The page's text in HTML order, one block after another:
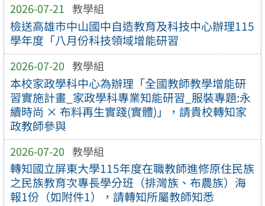
2026-07-21 教學組
檢送高雄市中山國中自造教育及科技中心辦理115
學年度「八月份科技領域增能研習
2026-07-20 教學組
本校家政學科中心為辦理「全國教師教學增能研
習實施計畫_家政學科專業知能研習_服裝專題:永
續時尚 × 布料再生實踐(實體)」，請貴校轉知家
政教師參與
2026-07-20 教學組
轉知國立屏東大學115年度在職教師進修原住民族
之民族教育次專長學分班（排灣族、布農族）海
報1份（如附件1），請轉知所屬教師知悉